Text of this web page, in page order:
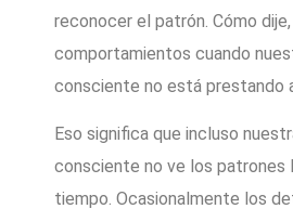
reconocer el patrón. Cómo
comportamientos cuando
consciente no está prestando
Eso significa que incluso
consciente no ve los patrones
tiempo. Ocasionalmente los